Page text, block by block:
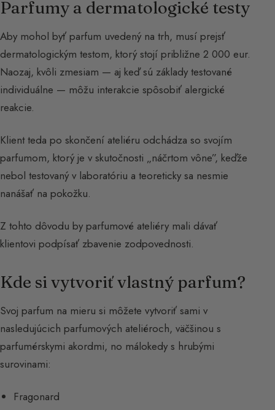
Parfumy a dermatologické testy
Aby mohol byť parfum uvedený na trh, musí prejsť
dermatologickým testom, ktorý stojí približne 2 000 eur.
Naozaj, kvôli zmesiam — aj keď sú základy testované
individuálne — môžu interakcie spôsobiť alergické
reakcie.
Klient teda po skončení ateliéru odchádza so svojím
parfumom, ktorý je v skutočnosti „náčrtom vône”, keďže
nebol testovaný v laboratóriu a teoreticky sa nesmie
nanášať na pokožku.
Z tohto dôvodu by parfumové ateliéry mali dávať
klientovi podpísať zbavenie zodpovednosti.
Kde si vytvoriť vlastný parfum?
Svoj parfum na mieru si môžete vytvoriť sami v
nasledujúcich parfumových ateliéroch, väčšinou s
parfumérskymi akordmi, no málokedy s hrubými
surovinami:
Fragonard